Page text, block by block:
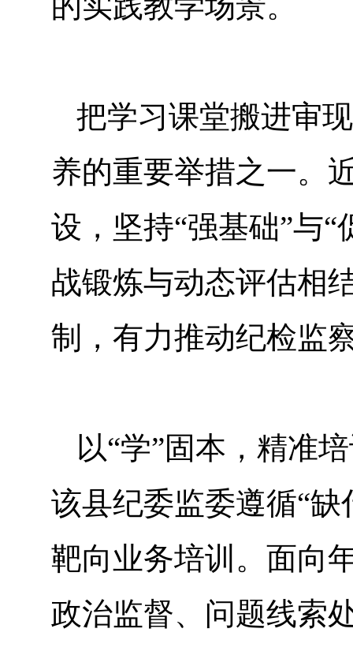
把学习课堂搬进审
养的重要举措之一。
设，坚持“强基础”与
战锻炼与动态评估相
制，有力推动纪检监
以“学”固本，精准
该县纪委监委遵循“
靶向业务培训。面向
政治监督、问题线索